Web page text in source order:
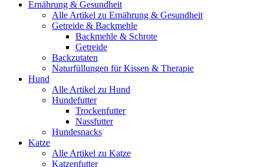
Ernährung & Gesundheit
Alle Artikel zu Ernährung & Gesundheit
Getreide & Backmehle
Backmehle & Schrote
Getreide
Backzutaten
Naturfüllungen für Kissen & Therapie
Hund
Alle Artikel zu Hund
Hundefutter
Trockenfutter
Nassfutter
Hundesnacks
Katze
Alle Artikel zu Katze
Katzenfutter